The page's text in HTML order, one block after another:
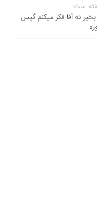
نه آقا فکر میکنم گیس